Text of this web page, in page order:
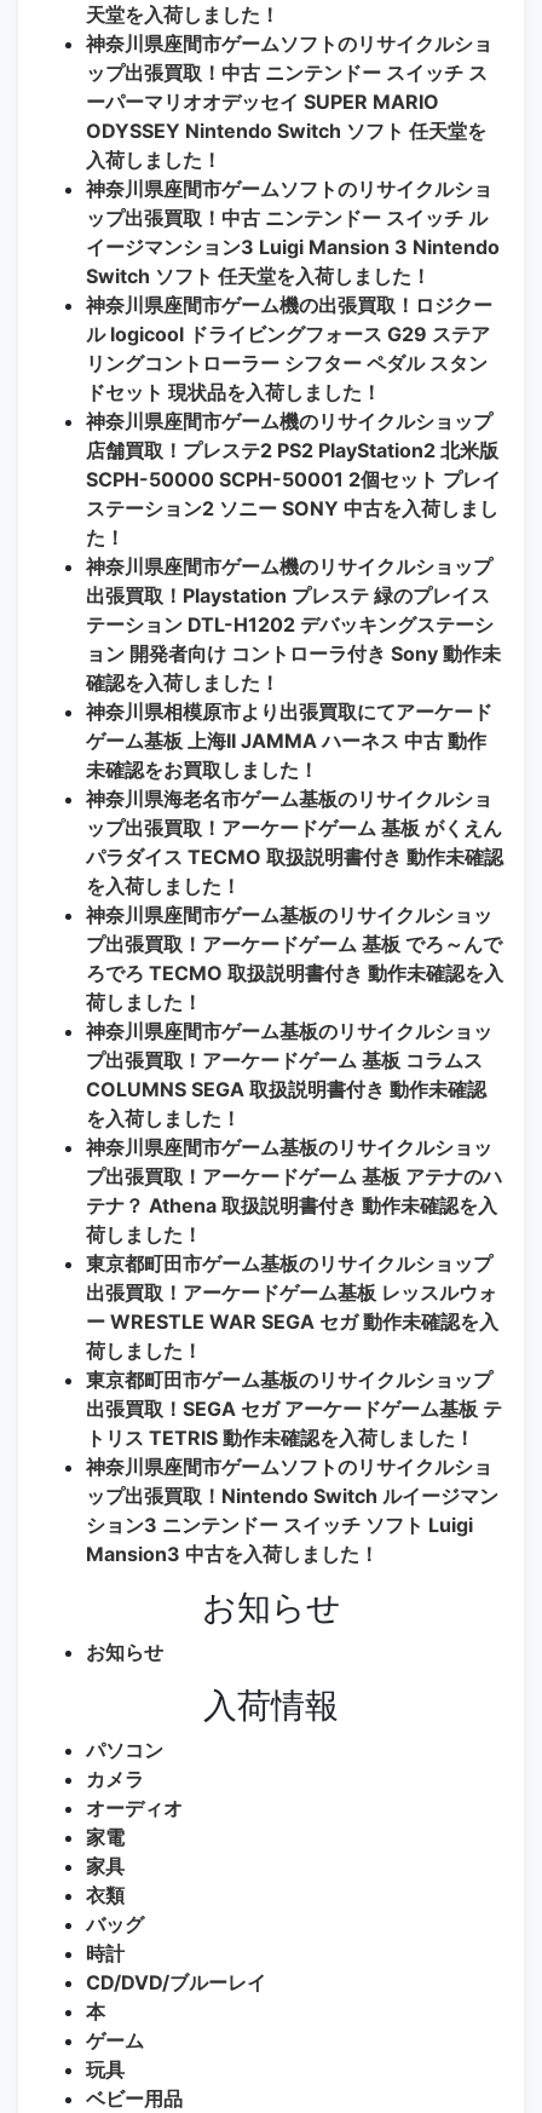
天堂を入荷しました！
神奈川県座間市ゲームソフトのリサイクルショ
ップ出張買取！中古 ニンテンドー スイッチ ス
ーパーマリオオデッセイ SUPER MARIO
ODYSSEY Nintendo Switch ソフト 任天堂を
入荷しました！
神奈川県座間市ゲームソフトのリサイクルショ
ップ出張買取！中古 ニンテンドー スイッチ ル
イージマンション3 Luigi Mansion 3 Nintendo
Switch ソフト 任天堂を入荷しました！
神奈川県座間市ゲーム機の出張買取！ロジクー
ル logicool ドライビングフォース G29 ステア
リングコントローラー シフター ペダル スタン
ドセット 現状品を入荷しました！
神奈川県座間市ゲーム機のリサイクルショップ
店舗買取！プレステ2 PS2 PlayStation2 北米版
SCPH-50000 SCPH-50001 2個セット プレイ
ステーション2 ソニー SONY 中古を入荷しまし
た！
神奈川県座間市ゲーム機のリサイクルショップ
出張買取！Playstation プレステ 緑のプレイス
テーション DTL-H1202 デバッキングステーシ
ョン 開発者向け コントローラ付き Sony 動作未
確認を入荷しました！
神奈川県相模原市より出張買取にてアーケード
ゲーム基板 上海II JAMMA ハーネス 中古 動作
未確認をお買取しました！
神奈川県海老名市ゲーム基板のリサイクルショ
ップ出張買取！アーケードゲーム 基板 がくえん
パラダイス TECMO 取扱説明書付き 動作未確認
を入荷しました！
神奈川県座間市ゲーム基板のリサイクルショッ
プ出張買取！アーケードゲーム 基板 でろ～んで
ろでろ TECMO 取扱説明書付き 動作未確認を入
荷しました！
神奈川県座間市ゲーム基板のリサイクルショッ
プ出張買取！アーケードゲーム 基板 コラムス
COLUMNS SEGA 取扱説明書付き 動作未確認
を入荷しました！
神奈川県座間市ゲーム基板のリサイクルショッ
プ出張買取！アーケードゲーム 基板 アテナのハ
テナ？ Athena 取扱説明書付き 動作未確認を入
荷しました！
東京都町田市ゲーム基板のリサイクルショップ
出張買取！アーケードゲーム基板 レッスルウォ
ー WRESTLE WAR SEGA セガ 動作未確認を入
荷しました！
東京都町田市ゲーム基板のリサイクルショップ
出張買取！SEGA セガ アーケードゲーム基板 テ
トリス TETRIS 動作未確認を入荷しました！
神奈川県座間市ゲームソフトのリサイクルショ
ップ出張買取！Nintendo Switch ルイージマン
ション3 ニンテンドー スイッチ ソフト Luigi
Mansion3 中古を入荷しました！
お知らせ
お知らせ
入荷情報
パソコン
カメラ
オーディオ
家電
家具
衣類
バッグ
時計
CD/DVD/ブルーレイ
本
ゲーム
玩具
ベビー用品